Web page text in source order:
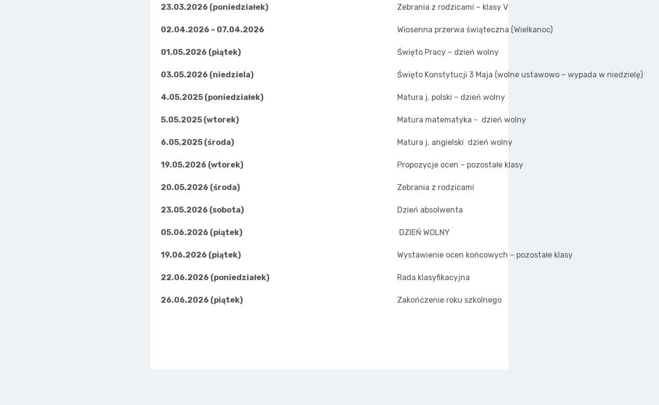
23.03.2026 (poniedziałek) Zebrania z rodzicami – klasy V
02.04.2026 – 07.04.2026 Wiosenna przerwa świąteczna (Wielkanoc)
01.05.2026 (piątek) Święto Pracy – dzień wolny
03.05.2026 (niedziela) Święto Konstytucji 3 Maja (wolne ustawowo – wypada w niedzielę)
4.05.2025 (poniedziałek) Matura j. polski – dzień wolny
5.05.2025 (wtorek) Matura matematyka - dzień wolny
6.05.2025 (środa) Matura j. angielski dzień wolny
19.05.2026 (wtorek) Propozycje ocen – pozostałe klasy
20.05.2026 (środa) Zebrania z rodzicami
23.05.2026 (sobota) Dzień absolwenta
05.06.2026 (piątek) DZIEŃ WOLNY
19.06.2026 (piątek) Wystawienie ocen końcowych – pozostałe klasy
22.06.2026 (poniedziałek) Rada klasyfikacyjna
26.06.2026 (piątek) Zakończenie roku szkolnego